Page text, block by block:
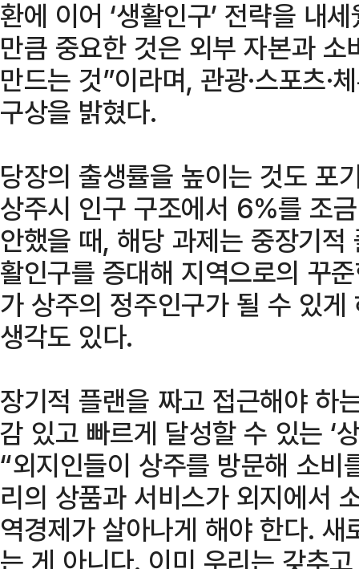
환에 이어 ‘생활인구’ 전략을 내
만큼 중요한 것은 외부 자본과
만드는 것”이라며, 관광·스포츠·
구상을 밝혔다.
당장의 출생률을 높이는 것도 포
상주시 인구 구조에서 6%를 조
안했을 때, 해당 과제는 중장기
활인구를 증대해 지역으로의 꾸
가 상주의 정주인구가 될 수 있
생각도 있다.
장기적 플랜을 짜고 접근해야 하
감 있고 빠르게 달성할 수 있는 ‘
“외지인들이 상주를 방문해 소
리의 상품과 서비스가 외지에서
역경제가 살아나게 해야 한다.
는 게 아니다. 이미 우리는 갖추